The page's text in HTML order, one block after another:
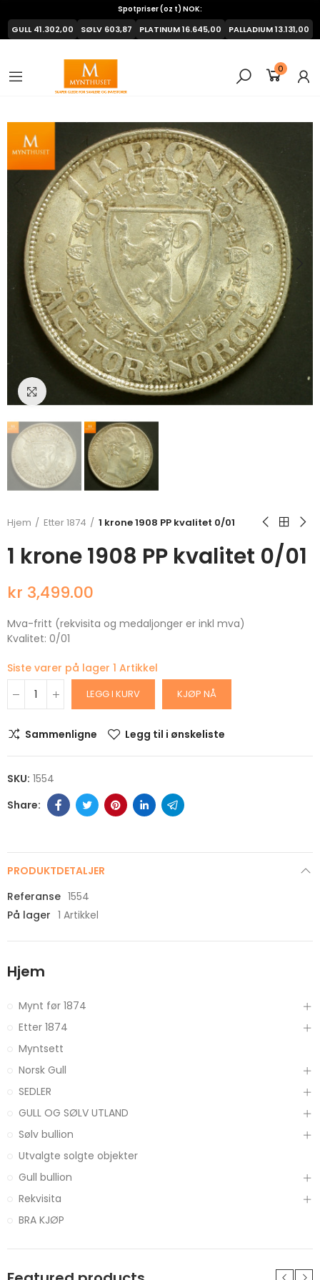
0
Spotpriser (oz t) NOK:
GULL41.302,00 SØLV 603,87 PLATINUM16.645,00 PALLADIUM13.131,00
Klikk for å forstørre
Hjem Etter 1874 1 krone 1908 PP kvalitet 0/01
1 krone 1908 PP kvalitet 0/01
kr 3,499.00
Mva-fritt (rekvisita og medaljonger er inkl mva)
Kvalitet: 0/01
Siste varer på lager 1 Artikkel
LEGG I KURV KJØP NÅ
Sammenligne Legg til i ønskeliste
SKU: 1554
PRODUKTDETALJER
Referanse 1554
På lager 1 Artikkel
Hjem
Mynt før 1874
Etter 1874
Myntsett
Norsk Gull
SEDLER
GULL OG SØLV UTLAND
Sølv bullion
Utvalgte solgte objekter
Gull bullion
Rekvisita
BRA KJØP